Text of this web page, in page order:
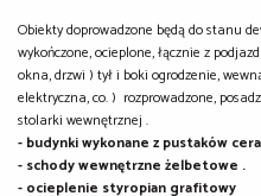
Obiekty doprowadzone będą do stanu
wykończone, ocieplone, łącznie z
okna, drzwi ) tył i boki ogrodzenie,
elektryczna, co. ) rozprowadzone,
stolarki wewnętrznej .
- budynki wykonane z pustaków
- schody wewnętrzne żelbetowe .
- ocieplenie styropian grafitowy